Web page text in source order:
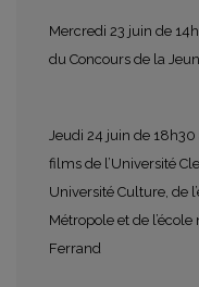
Mercredi 23 juin de
du Concours de la
Jeudi 24 juin de
films de l’Université
Université Culture, de
Métropole et de
Ferrand